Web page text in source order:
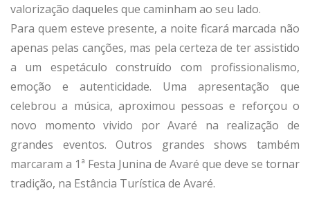
valorização daqueles que caminham ao seu lado.
Para quem esteve presente, a noite ficará marcada não
apenas pelas canções, mas pela certeza de ter assistido
a um espetáculo construído com profissionalismo,
emoção e autenticidade. Uma apresentação que
celebrou a música, aproximou pessoas e reforçou o
novo momento vivido por Avaré na realização de
grandes eventos. Outros grandes shows também
marcaram a 1ª Festa Junina de Avaré que deve se tornar
tradição, na Estância Turística de Avaré.